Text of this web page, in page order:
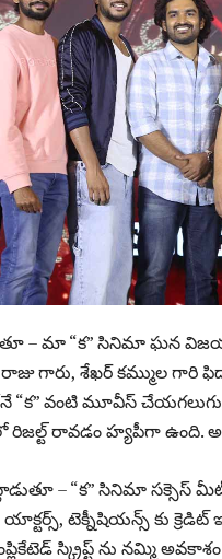
– మా “క” సినిమా ఘన
గారు, శేఖర్ కమ్ముల
“క” వంటి మూవీస్
రిజల్ట్ రావడం హ్యపీగా ఉంది.
– “క” సినిమా సక్సెస్ మీట్
టెక్నీషియన్స్ కు
స్క్రిప్ట్ ను నమ్మి